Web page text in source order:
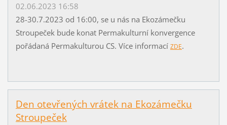
02.06.2023 16:58
28-30.7.2023 od 16:00, se u nás na Ekozámečku
Stroupeček bude konat Permakulturní konvergence
pořádaná Permakulturou CS. Více informací ZDE.
Den otevřených vrátek na Ekozámečku
Stroupeček